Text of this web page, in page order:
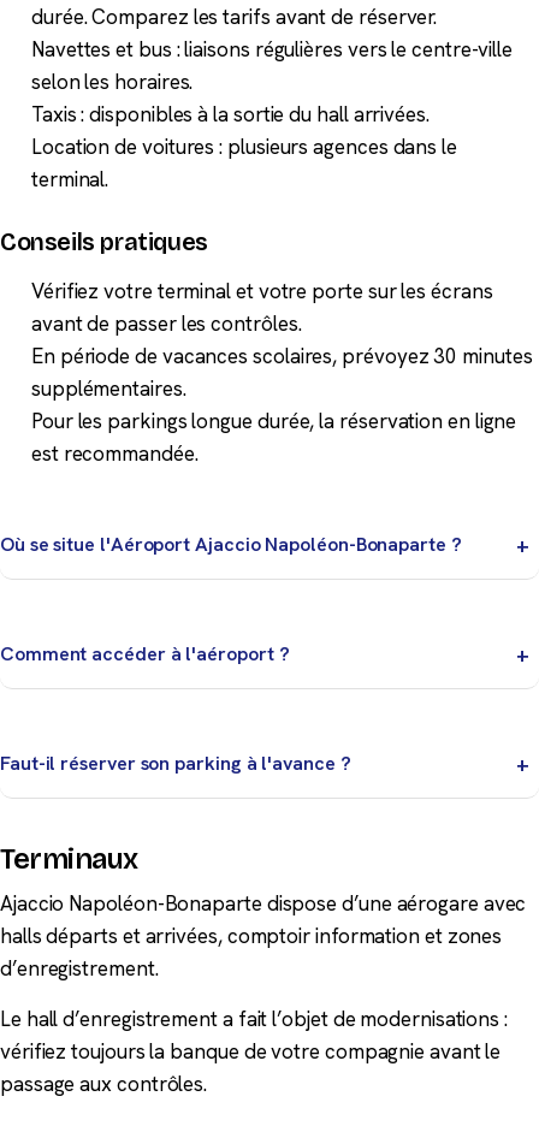
durée. Comparez les tarifs avant de réserver.
Navettes et bus : liaisons régulières vers le centre-ville
selon les horaires.
Taxis : disponibles à la sortie du hall arrivées.
Location de voitures : plusieurs agences dans le
terminal.
Conseils pratiques
Vérifiez votre terminal et votre porte sur les écrans
avant de passer les contrôles.
En période de vacances scolaires, prévoyez 30 minutes
supplémentaires.
Pour les parkings longue durée, la réservation en ligne
est recommandée.
Où se situe l'Aéroport Ajaccio Napoléon-Bonaparte ?
été. Commerces orientés produits corses dans
l'aérogare.
Comment accéder à l'aéroport ?
Faut-il réserver son parking à l'avance ?
stationnements de plusieurs jours. La réservation en
Terminaux
Ajaccio Napoléon-Bonaparte dispose d’une aérogare avec
halls départs et arrivées, comptoir information et zones
d’enregistrement.
Le hall d’enregistrement a fait l’objet de modernisations :
vérifiez toujours la banque de votre compagnie avant le
passage aux contrôles.